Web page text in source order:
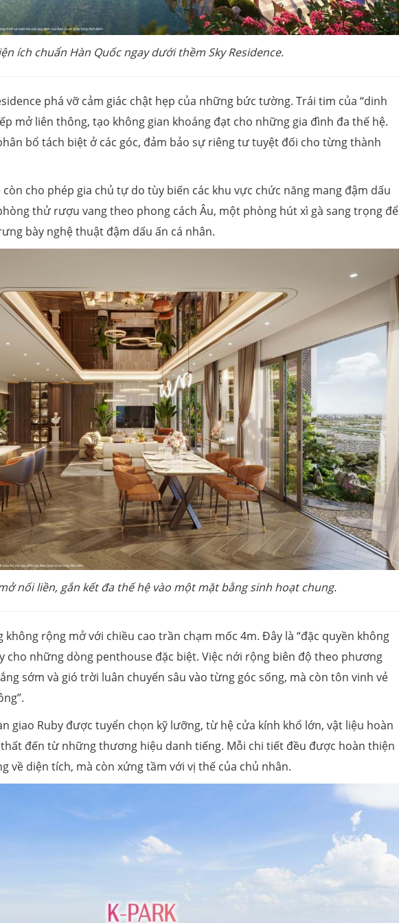
ích chuẩn Hàn Quốc ngay dưới thềm Sky Residence.
phá vỡ cảm giác chật hẹp của những bức tường. Trái tim của “dinh
mở liên thông, tạo không gian khoáng đạt cho những gia đình đa thế hệ.
bổ tách biệt ở các góc, đảm bảo sự riêng tư tuyệt đối cho từng thành
còn cho phép gia chủ tự do tùy biến các khu vực chức năng mang đậm dấu
thử rượu vang theo phong cách Âu, một phòng hút xì gà sang trọng để
bày nghệ thuật đậm dấu ấn cá nhân.
nối liền, gắn kết đa thế hệ vào một mặt bằng sinh hoạt chung.
rộng mở với chiều cao trần chạm mốc 4m. Đây là “đặc quyền không
cho những dòng penthouse đặc biệt. Việc nới rộng biên độ theo phương
sớm và gió trời luân chuyển sâu vào từng góc sống, mà còn tôn vinh vẻ
giao Ruby được tuyển chọn kỹ lưỡng, từ hệ cửa kính khổ lớn, vật liệu hoàn
đến từ những thương hiệu danh tiếng. Mỗi chi tiết đều được hoàn thiện
về diện tích, mà còn xứng tầm với vị thế của chủ nhân.